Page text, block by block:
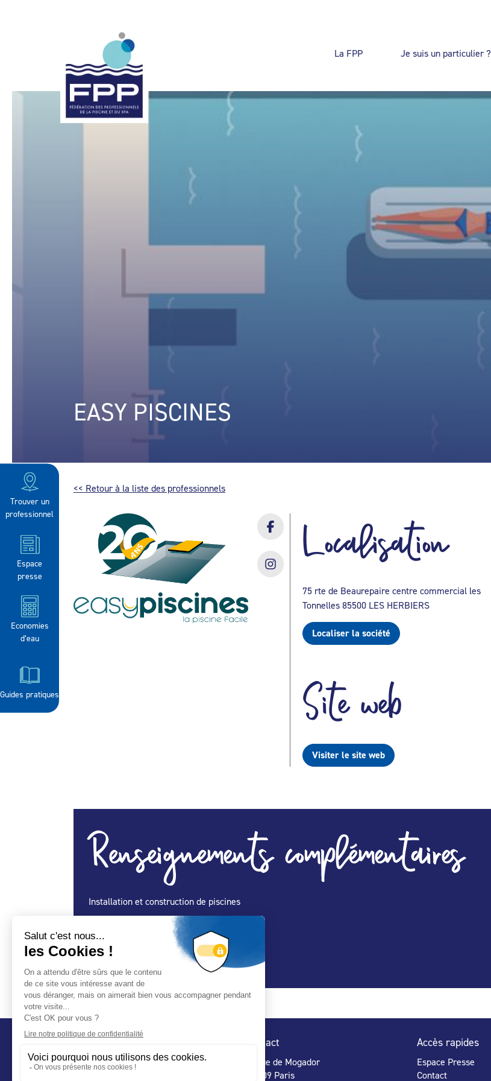
La FPP Je suis un particulier ?
Trouver un
professionnel
Espace
presse
Economies
d’eau
Guides pratiques
EASY PISCINES
<< Retour à la liste des professionnels
Localisation
75 rte de Beaurepaire centre commercial les
Tonnelles 85500 LES HERBIERS
Localiser la société
Site web
Visiter le site web
Renseignements complémentaires
Installation et construction de piscines
Spécialité Construction :
Spécialité Entretien Maintenance :
Spécialité Spa : Oui
Contact
32 rue de Mogador
75 009 Paris
Accès rapides
Espace Presse
Contact